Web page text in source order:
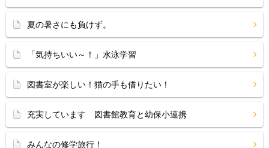
夏の暑さにも負けず。
「気持ちいい～！」水泳学習
図書室が楽しい！猫の手も借りたい！
充実しています 図書館教育と幼保小連携
みんなの修学旅行！